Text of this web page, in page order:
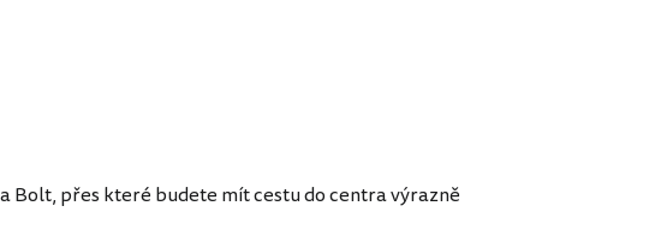
Bolt, přes které budete mít cestu do centra výrazně